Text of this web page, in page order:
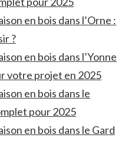
en bois dans l’Orne :
?
en bois dans l’Yonne
votre projet en 2025
en bois dans le
pour 2025
en bois dans le Gard